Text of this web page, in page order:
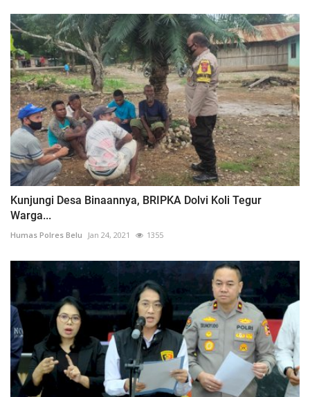
Kunjungi Desa Binaannya, BRIPKA Dolvi Koli Tegur
Warga...
Humas Polres Belu Jan 24, 2021 1355